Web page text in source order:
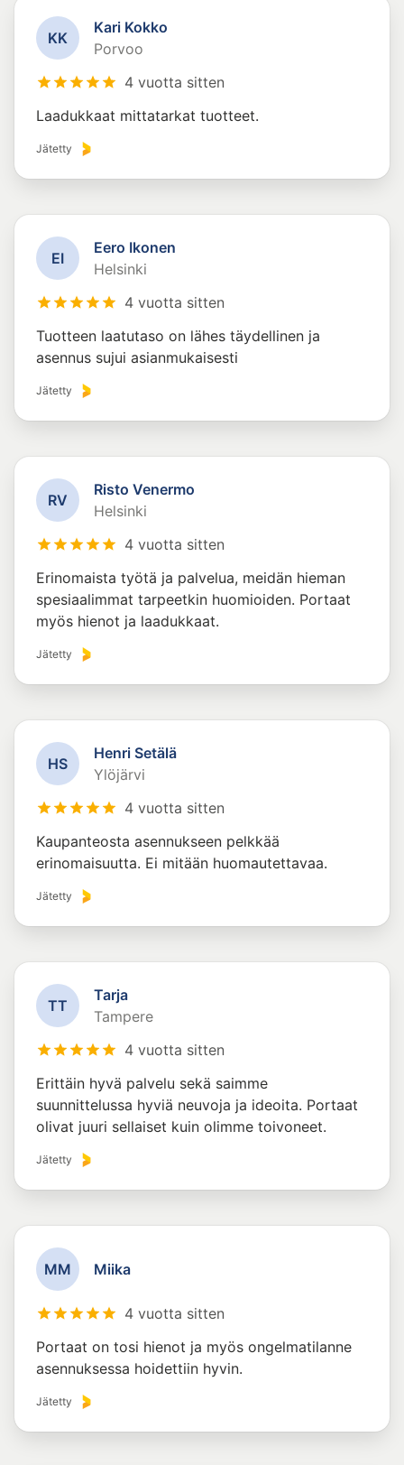
KK
Kari Kokko
Porvoo
4 vuotta sitten
Laadukkaat mittatarkat tuotteet.
Jätetty
EI
Eero Ikonen
Helsinki
4 vuotta sitten
Tuotteen laatutaso on lähes täydellinen ja
asennus sujui asianmukaisesti
Jätetty
RV
Risto Venermo
Helsinki
4 vuotta sitten
Erinomaista työtä ja palvelua, meidän hieman
spesiaalimmat tarpeetkin huomioiden. Portaat
myös hienot ja laadukkaat.
Jätetty
HS
Henri Setälä
Ylöjärvi
4 vuotta sitten
Kaupanteosta asennukseen pelkkää
erinomaisuutta. Ei mitään huomautettavaa.
Jätetty
TT
Tarja
Tampere
4 vuotta sitten
Erittäin hyvä palvelu sekä saimme
suunnittelussa hyviä neuvoja ja ideoita. Portaat
olivat juuri sellaiset kuin olimme toivoneet.
Jätetty
MM Miika
4 vuotta sitten
Portaat on tosi hienot ja myös ongelmatilanne
asennuksessa hoidettiin hyvin.
Jätetty